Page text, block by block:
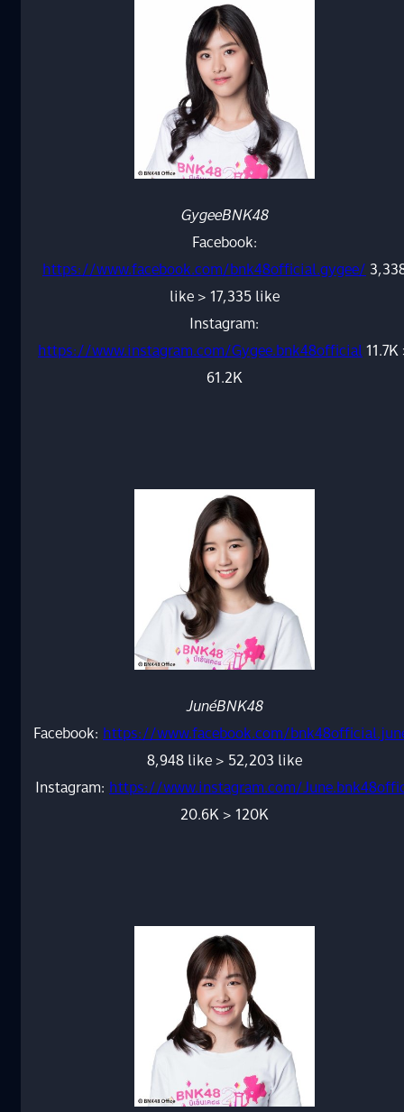
GygeeBNK48
Facebook:
https://www.facebook.com/bnk48official.gygee/
like > 17,335 like
Instagram:
https://www.instagram.com/Gygee.bnk48official
61.2K
JunéBNK48
Facebook: https://www.facebook.com/
8,948 like > 52,203 like
Instagram: https://www.instagram.com/
20.6K > 120K